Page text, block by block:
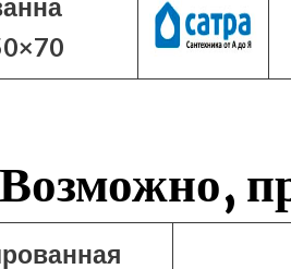
Возможно,